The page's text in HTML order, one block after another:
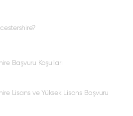
Başvuru Koşulları
Lisans ve Yüksek Lisans Başvuru